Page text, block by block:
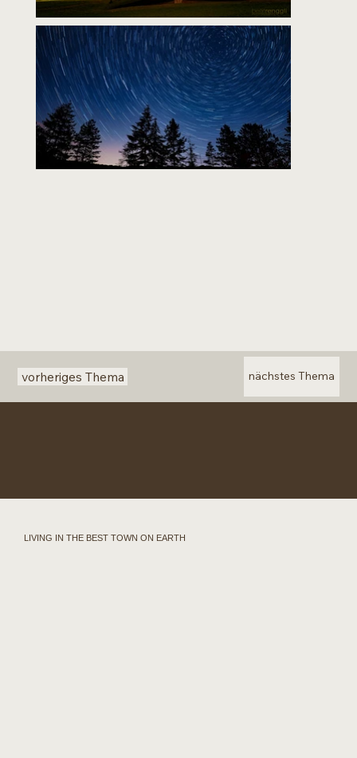
nächstes Thema
vorheriges Thema
LIVING IN THE BEST TOWN ON EARTH